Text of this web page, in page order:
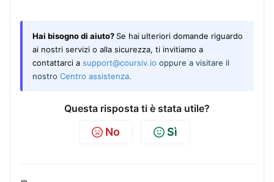
Hai bisogno di aiuto? Se hai ulteriori domande riguardo
ai nostri servizi o alla sicurezza, ti invitiamo a
contattarci a support@coursiv.io oppure a visitare il
nostro Centro assistenza.
Questa risposta ti è stata utile?
No Sì